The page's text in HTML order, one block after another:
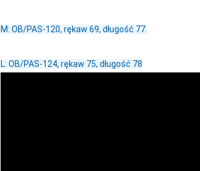
M: OB/PAS-120, rękaw 69, długość 77.
L: OB/PAS-124, rękaw 75, długość 78